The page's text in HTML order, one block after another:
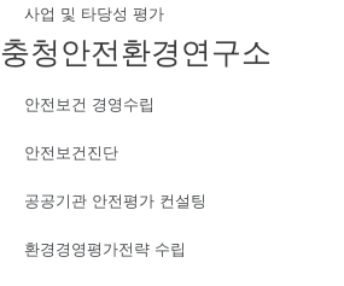
사업 및 타당성 평가
충청안전환경연구소
안전보건 경영수립
안전보건진단
공공기관 안전평가 컨설팅
환경경영평가전략 수립